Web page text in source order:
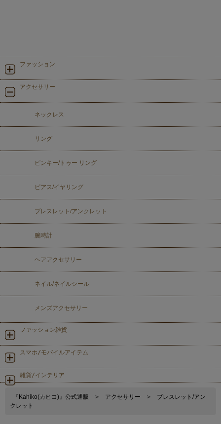
ファッション
アクセサリー
ネックレス
リング
ピンキー/トゥー リング
ピアス/イヤリング
ブレスレット/アンクレット
腕時計
ヘアアクセサリー
ネイル/ネイルシール
メンズアクセサリー
ファッション雑貨
スマホ/モバイルアイテム
雑貨/インテリア
『Kahiko(カヒコ)』公式通販 > アクセサリー >
ブレスレット/アン
クレット